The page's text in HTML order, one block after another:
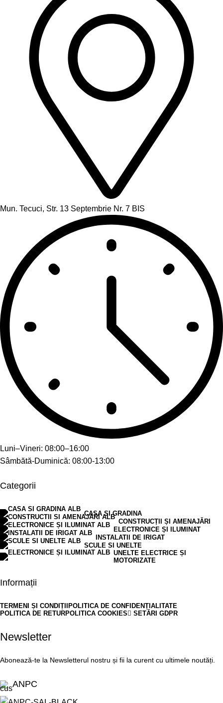
Mun. Tecuci, Str. 13 Septembrie Nr. 7 BIS
Luni–Vineri: 08:00–16:00
Sâmbătă-Duminică: 08:00-13:00
Categorii
CASA SI GRADINA
CONSTRUCȚII ȘI AMENAJĂRI
ELECTRONICE ȘI ILUMINAT
INSTALATII DE IRIGAT
SCULE SI UNELTE
UNELTE ELECTRICE ȘI
MOTORIZATE
Informații
TERMENI ȘI CONDIȚII
POLITICA DE CONFIDENȚIALITATE
POLITICA DE RETURPOLITICA COOKIES SETĂRI GDPR
Newsletter
Abonează-te la Newsletterul nostru și fii la curent cu ultimele noutăți.
ANPC